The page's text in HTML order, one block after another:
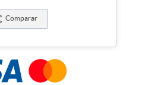
Comparar